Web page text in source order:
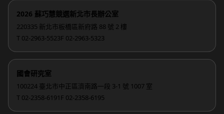
2026 蘇巧慧競選新北市長辦公室
220335 新北市板橋區新府路 88 號 2 樓
T 02-2963-5523F 02-2963-5323
國會研究室
100224 臺北市中正區濟南路一段 3-1 號 1007 室
T 02-2358-6191 F 02-2358-6195